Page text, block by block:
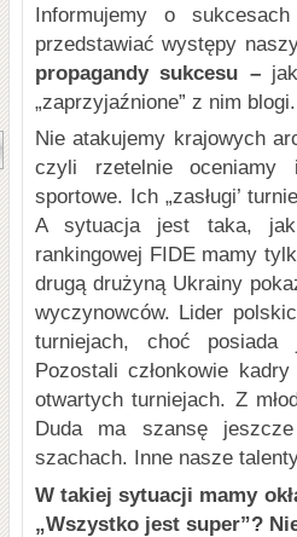
Informujemy o
przedstawiać występy
propagandy sukcesu –
„zaprzyjaźnione” z nim blogi.
Nie atakujemy krajowych
czyli rzetelnie oceniamy
sportowe. Ich „zasługi’
A sytuacja jest taka,
rankingowej FIDE mamy
drugą drużyną Ukrainy
wyczynowców. Lider
turniejach, choć posiada
Pozostali członkowie
otwartych turniejach. Z
Duda ma szansę
szachach. Inne nasze
W takiej sytuacji mamy
„Wszystko jest super”?